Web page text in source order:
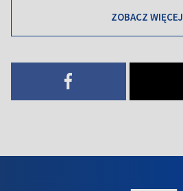
ZOBACZ WIĘCEJ